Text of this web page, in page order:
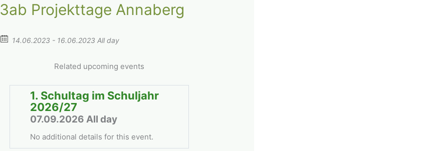
3ab Projekttage Annaberg
14.06.2023 - 16.06.2023 All day
Related upcoming events
1. Schultag im Schuljahr
2026/27
07.09.2026 All day
No additional details for this event.